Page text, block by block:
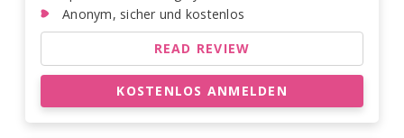
Anonym, sicher und kostenlos
READ REVIEW
KOSTENLOS ANMELDEN